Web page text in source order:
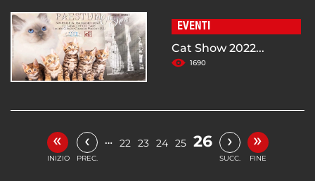
EVENTI
Cat Show 2022...
1690
«
INIZIO
‹
PREC.
… 22 23 24 25 26 ›
SUCC.
»
FINE